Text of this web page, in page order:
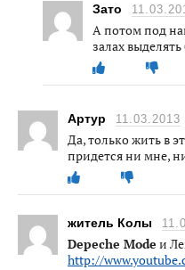
Зато
А потом под
залах выделять
Артур 11.03.2013
Да, только жить в
придется ни мне,
житель Колы
Depeche Mode и
http://